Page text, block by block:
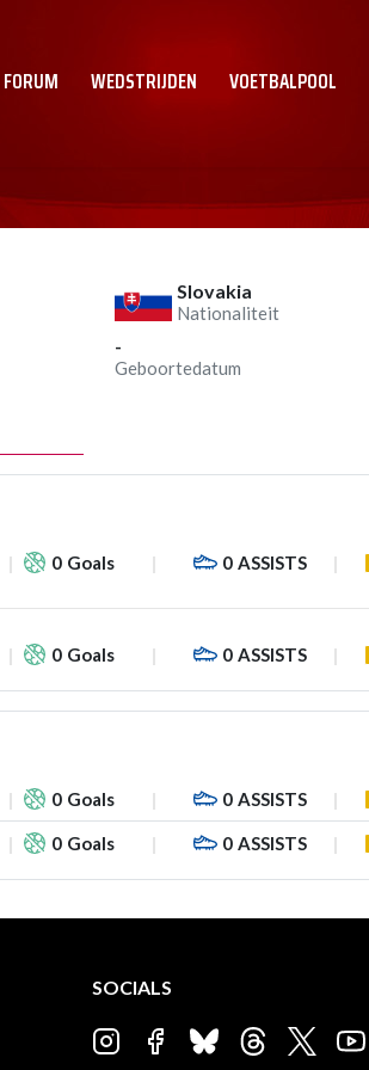
FORUM WEDSTRIJDEN VOETBALPOOL
Slovakia
Nationaliteit
-
Geboortedatum
0 Goals 0 ASSISTS
0 Goals 0 ASSISTS
0 Goals 0 ASSISTS
0 Goals 0 ASSISTS
SOCIALS